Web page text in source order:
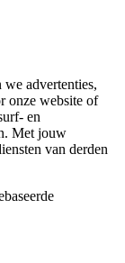
we advertenties,
onze website of
en
Met jouw
van derden